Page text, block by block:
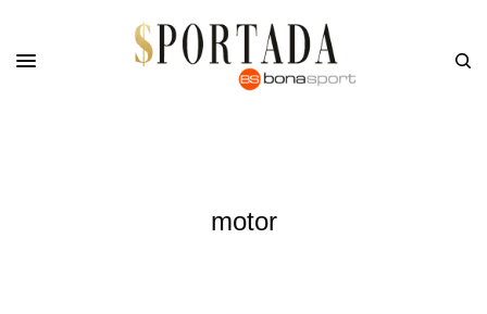
motor